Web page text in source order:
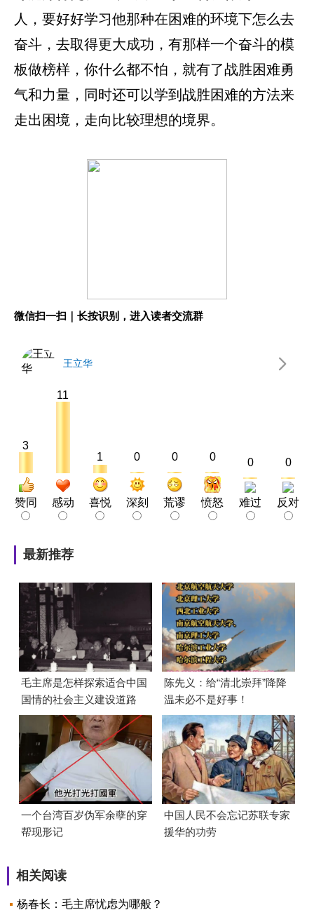
人，要好好学习他那种在困难的环境下怎么去
奋斗，去取得更大成功，有那样一个奋斗的模
板做榜样，你什么都不怕，就有了战胜困难勇
气和力量，同时还可以学到战胜困难的方法来
走出困境，走向比较理想的境界。
微信扫一扫｜长按识别，进入读者交流群
王立华
3
赞同
11
感动
1
喜悦
0
深刻
0
荒谬
0
愤怒
0
难过
0
反对
最新推荐
毛主席是怎样探索适合中国
国情的社会主义建设道路
的？
陈先义：给“清北崇拜”降降
温未必不是好事！
一个台湾百岁伪军余孽的穿
帮现形记
中国人民不会忘记苏联专家
援华的功劳
相关阅读
杨春长：毛主席忧虑为哪般？